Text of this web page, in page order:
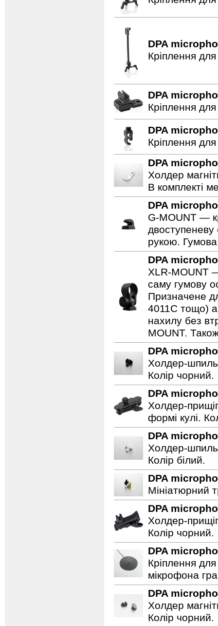
DPA
Кріплення
DPA
Кріплення
DPA
Кріплення
DPA
Холдер
В комплекті
DPA
G-MOUNT —
двоступеневу
рукою. Гумова
DPA
XLR-MOUNT
саму гумову
Призначене
4011C тощо)
нахилу без
MOUNT.
DPA
Холдер-
Колір чорний.
DPA
Холдер-
формі кулі.
DPA
Холдер-
Колір білий.
DPA
Мініатюрний
DPA
Холдер-
Колір чорний.
DPA
Кріплення
мікрофона
DPA
Холдер
Колір чорний.